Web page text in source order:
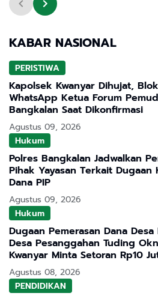
KABAR NASIONAL
PERISTIWA
Kapolsek Kwanyar Dihujat,
WhatsApp Ketua Forum
Bangkalan Saat Dikonfirmasi
Agustus 09, 2026
Hukum
Polres Bangkalan Jadwalkan
Pihak Yayasan Terkait Dugaan
Dana PIP
Agustus 09, 2026
Hukum
Dugaan Pemerasan Dana
Desa Pesanggahan Tuding
Kwanyar Minta Setoran Rp10
Agustus 08, 2026
PENDIDIKAN